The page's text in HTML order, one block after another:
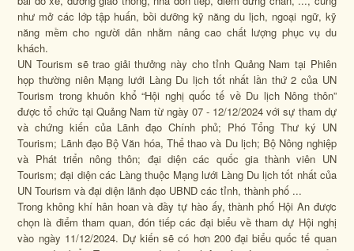
như mở các lớp tập huấn, bồi dưỡng kỹ năng du lịch, ngoại ngữ, kỹ
năng mềm cho người dân nhằm nâng cao chất lượng phục vụ du
khách.
UN Tourism sẽ trao giải thưởng này cho tỉnh Quảng Nam tại Phiên
họp thường niên Mạng lưới Làng Du lịch tốt nhất lần thứ 2 của UN
Tourism trong khuôn khổ “Hội nghị quốc tế về Du lịch Nông thôn”
được tổ chức tại Quảng Nam từ ngày 07 - 12/12/2024 với sự tham dự
và chứng kiến của Lãnh đạo Chính phủ; Phó Tổng Thư ký UN
Tourism; Lãnh đạo Bộ Văn hóa, Thể thao và Du lịch; Bộ Nông nghiệp
và Phát triển nông thôn; đại diện các quốc gia thành viên UN
Tourism; đại diện các Làng thuộc Mạng lưới Làng Du lịch tốt nhất của
UN Tourism và đại diện lãnh đạo UBND các tỉnh, thành phố ...
Trong không khí hân hoan và đầy tự hào ấy, thành phố Hội An được
chọn là điểm tham quan, đón tiếp các đại biểu về tham dự Hội nghị
vào ngày 11/12/2024. Dự kiến sẽ có hơn 200 đại biểu quốc tế quan